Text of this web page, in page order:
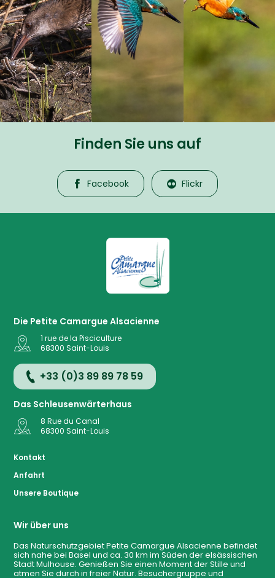
Finden Sie uns auf
Facebook Flickr
La Petite Camargue
Die Petite Camargue Alsacienne
1 rue de la Pisciculture
68300 Saint-Louis
+33 (0)3 89 89 78 59
Das Schleusenwärterhaus
8 Rue du Canal
68300 Saint-Louis
Kontakt
Anfahrt
Unsere Boutique
Wir über uns
Das Naturschutzgebiet Petite Camargue Alsacienne befindet
sich nahe bei Basel und ca. 30 km im Süden der elsässischen
Stadt Mulhouse. Genießen Sie einen Moment der Stille und
atmen Sie durch in freier Natur. Besuchergruppe und
Kontakt